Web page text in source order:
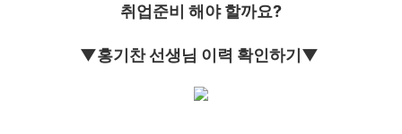
취업준비 해야 할까요?
▼홍기찬 선생님 이력 확인하기▼